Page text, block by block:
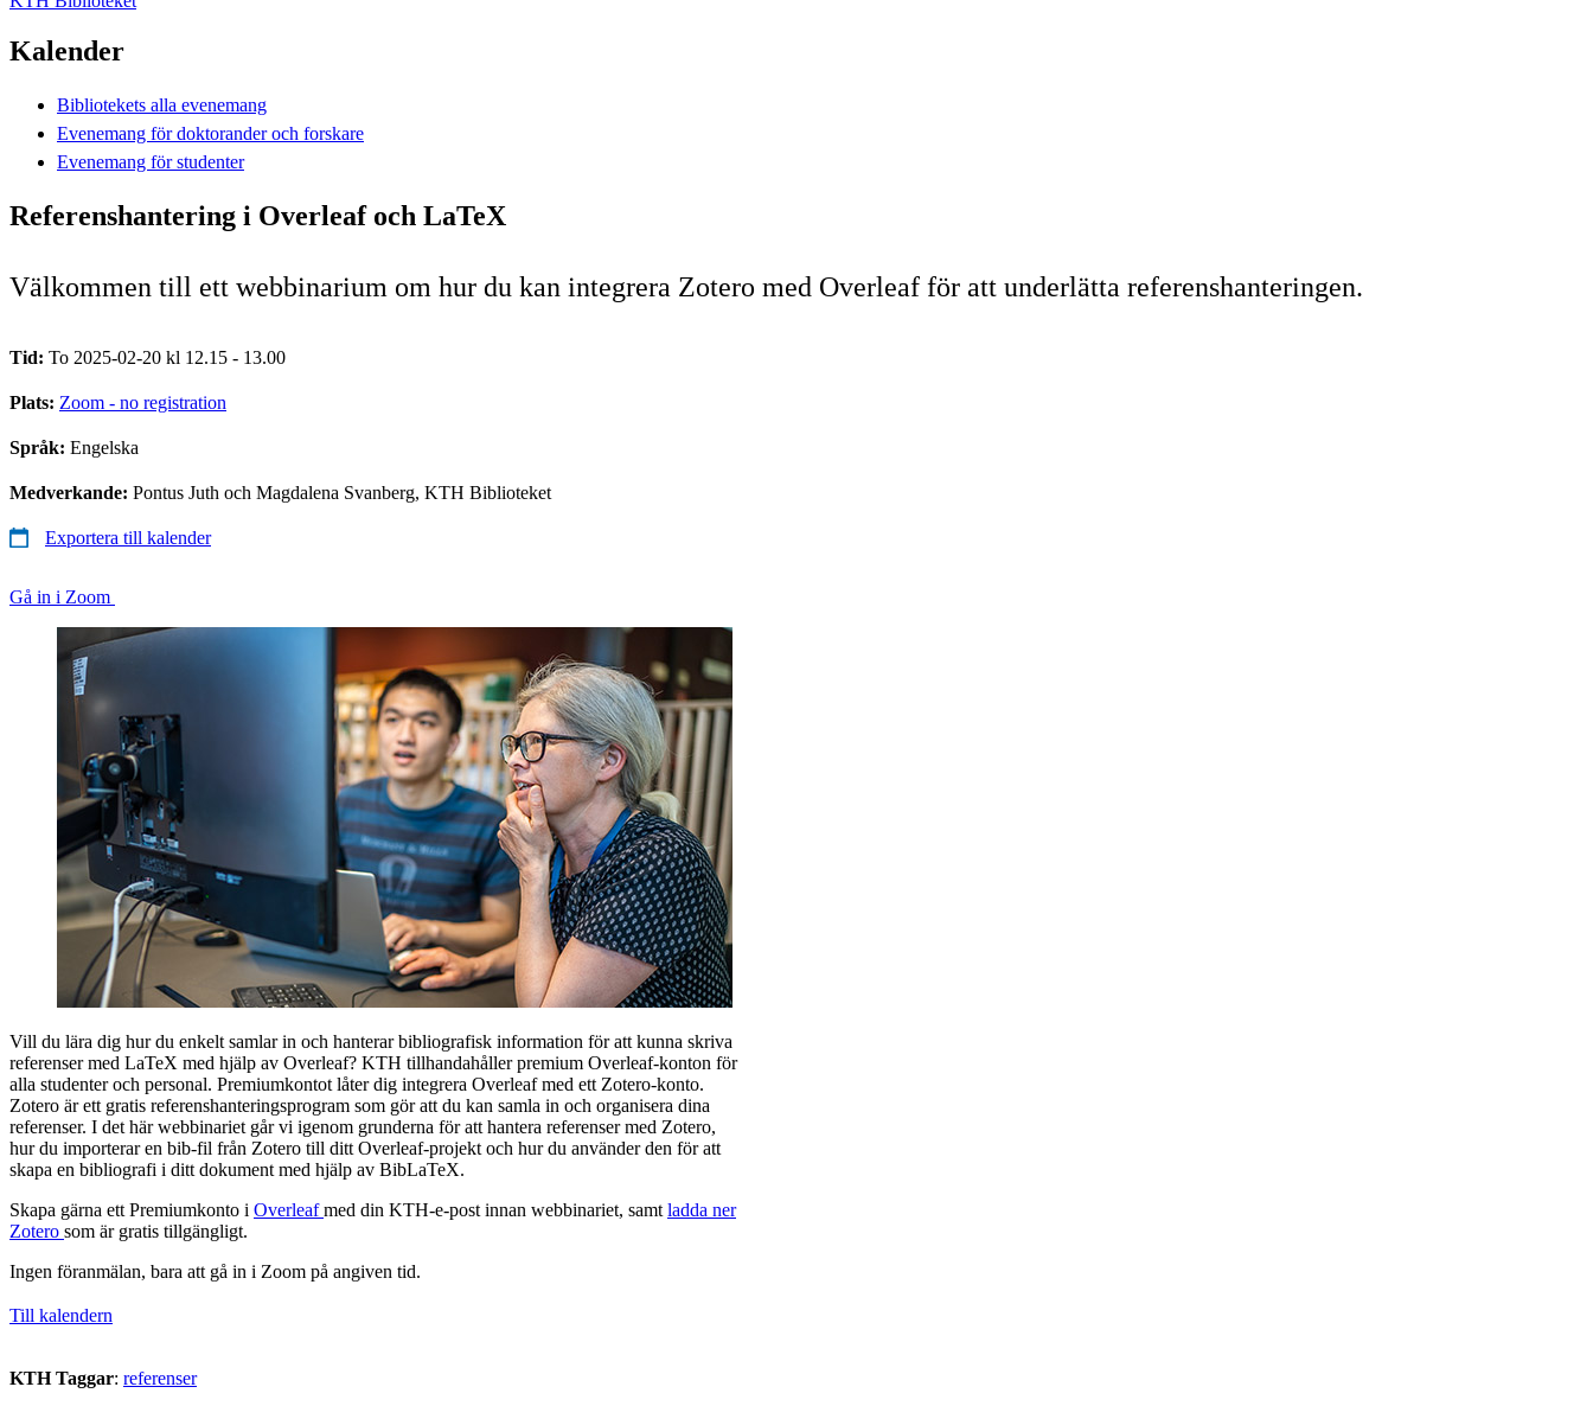
Kalender
Bibliotekets alla evenemang
Evenemang för doktorander och forskare
Evenemang för studenter
Referenshantering i Overleaf och LaTeX
Välkommen till ett webbinarium om hur du kan integrera Zotero med Overleaf för att underlätta referenshanteringen.
Tid: To 2025-02-20 kl 12.15 - 13.00
Plats: Zoom - no registration
Språk: Engelska
Medverkande: Pontus Juth och Magdalena Svanberg, KTH Biblioteket
Exportera till kalender
Gå in i Zoom
Vill du lära dig hur du enkelt samlar in och hanterar bibliografisk information för att kunna skriva
referenser med LaTeX med hjälp av Overleaf? KTH tillhandahåller premium Overleaf-konton för
alla studenter och personal. Premiumkontot låter dig integrera Overleaf med ett Zotero-konto.
Zotero är ett gratis referenshanteringsprogram som gör att du kan samla in och organisera dina
referenser. I det här webbinariet går vi igenom grunderna för att hantera referenser med Zotero,
hur du importerar en bib-fil från Zotero till ditt Overleaf-projekt och hur du använder den för att
skapa en bibliografi i ditt dokument med hjälp av BibLaTeX.
Skapa gärna ett Premiumkonto i Overleafmed din KTH-e-post innan webbinariet, samt ladda ner
Zotero som är gratis tillgängligt.
Ingen föranmälan, bara att gå in i Zoom på angiven tid.
Till kalendern
KTH Taggar: referenser